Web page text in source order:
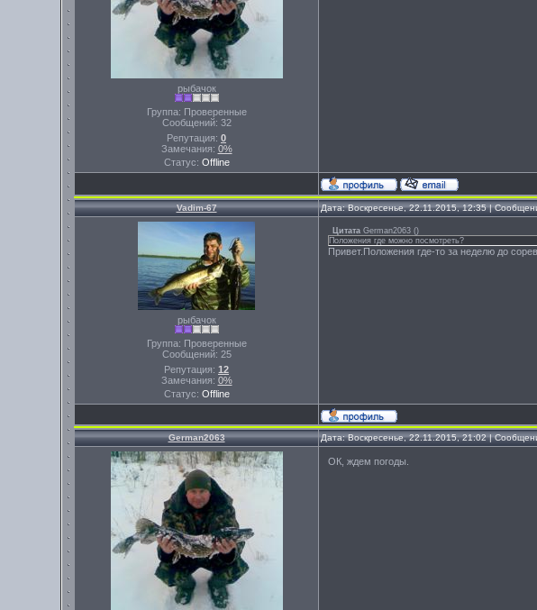
рыбачок
Группа: Проверенные
Сообщений: 32
Репутация: 0
Замечания: 0%
Статус: Offline
Vadim-67 Дата: Воскресенье, 22.11.2015, 12:35 |
рыбачок
Группа: Проверенные
Сообщений: 25
Репутация: 12
Замечания: 0%
Статус: Offline
Цитата German2063 ()
Положения где можно посмотреть?
Привет.Положения где-то за неделю до
German2063 Дата: Воскресенье, 22.11.2015, 21:02 |
ОК, ждем погоды.